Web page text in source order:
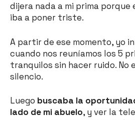
dijera nada a mi prima porque
iba a poner triste.
A partir de ese momento, yo
cuando nos reuníamos los 5
tranquilos sin hacer ruido. No
silencio.
Luego buscaba la
lado de mi abuelo, y ver la